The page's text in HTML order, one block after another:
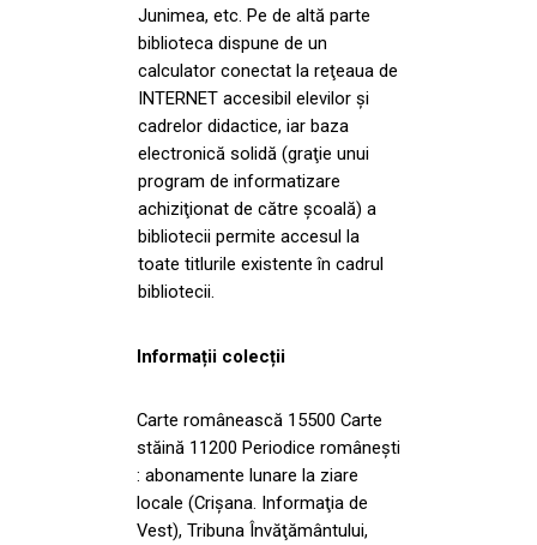
Junimea, etc. Pe de altă parte
biblioteca dispune de un
calculator conectat la reţeaua de
INTERNET accesibil elevilor şi
cadrelor didactice, iar baza
electronică solidă (graţie unui
program de informatizare
achiziţionat de către şcoală) a
bibliotecii permite accesul la
toate titlurile existente în cadrul
bibliotecii.
Informații colecții
Carte românească 15500 Carte
stăină 11200 Periodice româneşti
: abonamente lunare la ziare
locale (Crişana. Informaţia de
Vest), Tribuna Învăţământului,